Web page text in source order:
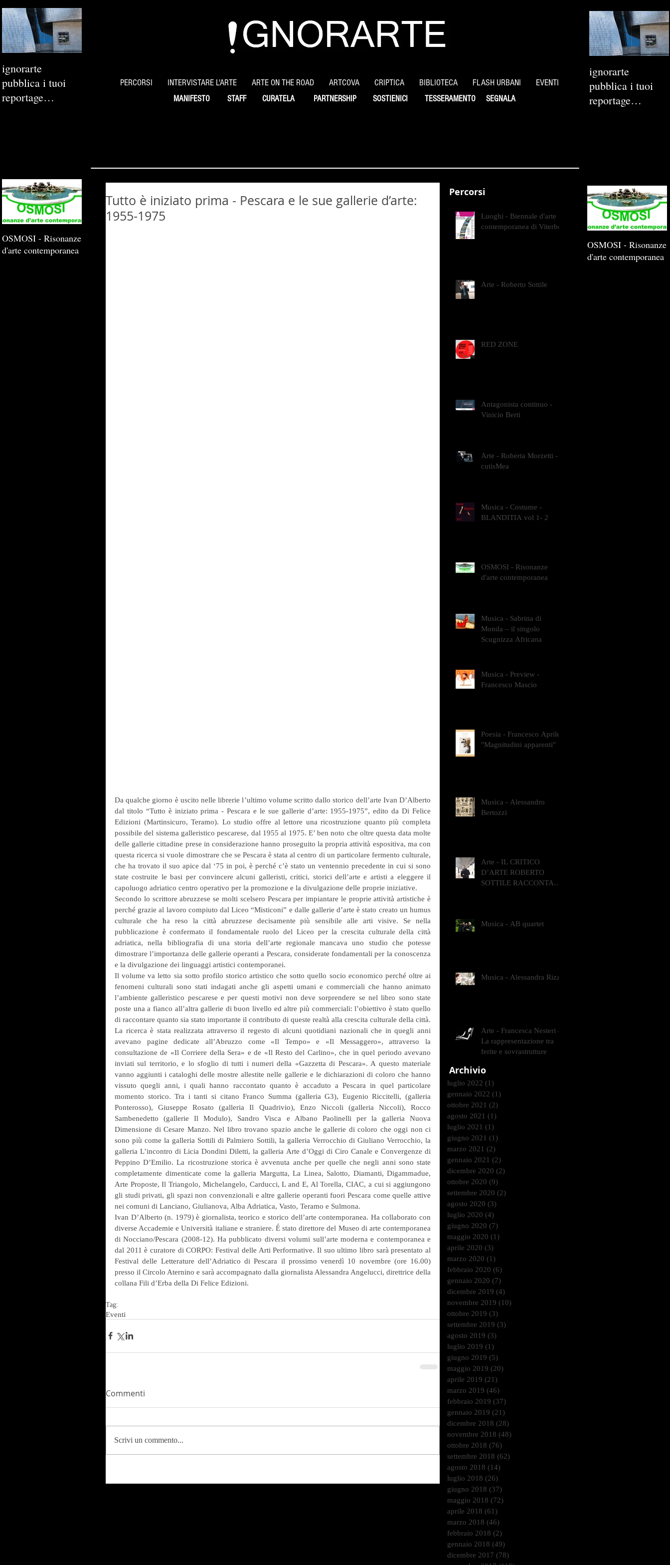
ignorarte
pubblica i tuoi
reportage
PERCORSI INTERVISTARE L'ARTE ARTE ON THE ROAD ARTCOVA CRIPTICA BIBLIOTECA FLASH URBANI EVENTI
MANIFESTO STAFF CURATELA PARTNERSHIP SOSTIENICI SEGNALA
TESSERAMENTO
ignorarte
pubblica i tuoi
reportage
Tutto è iniziato prima - Pescara e le sue gallerie d’arte:
1955-1975
Da qualche giorno è uscito nelle librerie l’ultimo volume scritto dallo storico dell’arte Ivan D’Alberto
dal titolo “Tutto è iniziato prima - Pescara e le sue gallerie d’arte: 1955-1975”, edito da Di Felice
Edizioni (Martinsicuro, Teramo). Lo studio offre al lettore una ricostruzione quanto più completa
possibile del sistema galleristico pescarese, dal 1955 al 1975. E’ ben noto che oltre questa data molte
delle gallerie cittadine prese in considerazione hanno proseguito la propria attività espositiva, ma con
questa ricerca si vuole dimostrare che se Pescara è stata al centro di un particolare fermento culturale,
che ha trovato il suo apice dal ‘75 in poi, è perché c’è stato un ventennio precedente in cui si sono
state costruite le basi per convincere alcuni galleristi, critici, storici dell’arte e artisti a eleggere il
capoluogo adriatico centro operativo per la promozione e la divulgazione delle proprie iniziative.
Secondo lo scrittore abruzzese se molti scelsero Pescara per impiantare le proprie attività artistiche è
perché grazie al lavoro compiuto dal Liceo “Misticoni” e dalle gallerie d’arte è stato creato un humus
culturale che ha reso la città abruzzese decisamente più sensibile alle arti visive. Se nella
pubblicazione è confermato il fondamentale ruolo del Liceo per la crescita culturale della città
adriatica, nella bibliografia di una storia dell’arte regionale mancava uno studio che potesse
dimostrare l’importanza delle gallerie operanti a Pescara, considerate fondamentali per la conoscenza
e la divulgazione dei linguaggi artistici contemporanei.
Il volume va letto sia sotto profilo storico artistico che sotto quello socio economico perché oltre ai
fenomeni culturali sono stati indagati anche gli aspetti umani e commerciali che hanno animato
l’ambiente galleristico pescarese e per questi motivi non deve sorprendere se nel libro sono state
poste una a fianco all’altra gallerie di buon livello ed altre più commerciali: l’obiettivo è stato quello
La ricerca è stata realizzata attraverso il regesto di alcuni quotidiani nazionali che in quegli anni
avevano pagine dedicate all’Abruzzo come «Il Tempo» e «Il Messaggero», attraverso la
consultazione de «Il Corriere della Sera» e de «Il Resto del Carlino», che in quel periodo avevano
inviati sul territorio, e lo sfoglio di tutti i numeri della «Gazzetta di Pescara». A questo materiale
vanno aggiunti i cataloghi delle mostre allestite nelle gallerie e le dichiarazioni di coloro che hanno
vissuto quegli anni, i quali hanno raccontato quanto è accaduto a Pescara in quel particolare
momento storico. Tra i tanti si citano Franco Summa (galleria G3), Eugenio Riccitelli, (galleria
Ponterosso), Giuseppe Rosato (galleria Il Quadrivio), Enzo Niccoli (galleria Niccoli), Rocco
Sambenedetto (gallerie Il Modulo), Sandro Visca e Albano Paolinelli per la galleria Nuova
Dimensione di Cesare Manzo. Nel libro trovano spazio anche le gallerie di coloro che oggi non ci
sono più come la galleria Sottili di Palmiero Sottili, la galleria Verrocchio di Giuliano Verrocchio, la
galleria L’incontro di Licia Dondini Diletti, la galleria Arte d’Oggi di Ciro Canale e Convergenze di
Peppino D’Emilio. La ricostruzione storica è avvenuta anche per quelle che negli anni sono state
completamente dimenticate come la galleria Margutta, La Linea, Salotto, Diamanti, Digammadue,
Arte Proposte, Il Triangolo, Michelangelo, Carducci, L and E, Al Torella, CIAC, a cui si aggiungono
gli studi privati, gli spazi non convenzionali e altre gallerie operanti fuori Pescara come quelle attive
nei comuni di Lanciano, Giulianova, Alba Adriatica, Vasto, Teramo e Sulmona.
Ivan D’Alberto (n. 1979) è giornalista, teorico e storico dell’arte contemporanea. Ha collaborato con
diverse Accademie e Università italiane e straniere. É stato direttore del Museo di arte contemporanea
di Nocciano/Pescara (2008-12). Ha pubblicato diversi volumi sull’arte moderna e contemporanea e
dal 2011 è curatore di CORPO: Festival delle Arti Performative. Il suo ultimo libro sarà presentato al
Festival delle Letterature dell’Adriatico di Pescara il prossimo venerdì 10 novembre (ore 16.00)
presso il Circolo Aternino e sarà accompagnato dalla giornalista Alessandra Angelucci, direttrice della
collana Fili d’Erba della Di Felice Edizioni.
Tag:
Eventi
Commenti
Scrivi un commento...
Percorsi
Luoghi - Biennale d'arte
contemporanea di Viterbo
Arte - Roberto Sottile
RED ZONE
Antagonista continuo -
Vinicio Berti
Arte - Roberta Morzetti -
cutisMea
Musica - Costume -
BLANDITIA vol 1- 2
OSMOSI - Risonanze
d'arte contemporanea
Musica - Sabrina di
Monda – il singolo
Scugnizza Africana
Musica - Preview -
Francesco Mascio
Poesia - Francesco Aprile -
"Magnitudini apparenti"
Musica - Alessandro
Bertozzi
Arte - IL CRITICO
D’ARTE ROBERTO
SOTTILE RACCONTA
Musica - AB quartet
Musica - Alessandra Rizzo
Arte - Francesca Nesteri -
La rappresentazione tra
ferite e sovrastrutture
Archivio
luglio 2022 (1)
gennaio 2022 (1)
ottobre 2021 (2)
agosto 2021 (1)
luglio 2021 (1)
giugno 2021 (1)
marzo 2021 (2)
gennaio 2021 (2)
dicembre 2020 (2)
ottobre 2020 (9)
settembre 2020 (2)
agosto 2020 (3)
luglio 2020 (4)
giugno 2020 (7)
maggio 2020 (1)
aprile 2020 (3)
marzo 2020 (1)
febbraio 2020 (6)
gennaio 2020 (7)
dicembre 2019 (4)
novembre 2019 (10)
ottobre 2019 (3)
settembre 2019 (3)
agosto 2019 (3)
luglio 2019 (1)
giugno 2019 (5)
maggio 2019 (20)
aprile 2019 (21)
marzo 2019 (46)
febbraio 2019 (37)
gennaio 2019 (21)
dicembre 2018 (28)
novembre 2018 (48)
ottobre 2018 (76)
settembre 2018 (62)
agosto 2018 (14)
luglio 2018 (26)
giugno 2018 (37)
maggio 2018 (72)
aprile 2018 (61)
marzo 2018 (46)
febbraio 2018 (2)
gennaio 2018 (49)
dicembre 2017 (78)
OSMOSI - Risonanze
d'arte contemporanea
OSMOSI - Risonanze
d'arte contemporanea